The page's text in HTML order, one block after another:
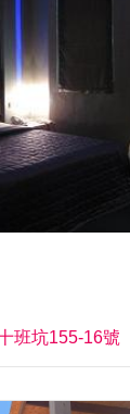
班坑155-16號